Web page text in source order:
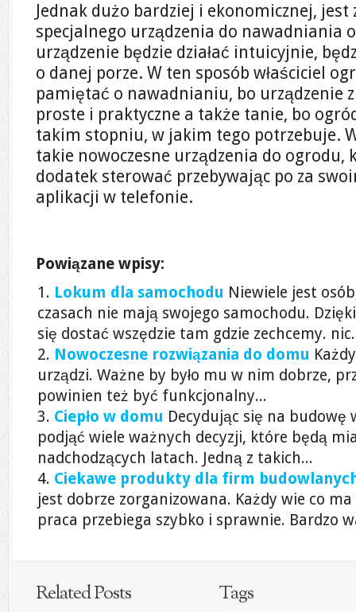
Jednak dużo bardziej i ekonomicznej,
specjalnego urządzenia do nawadniania
urządzenie będzie działać intuicyjnie,
o danej porze. W ten sposób właściciel
pamiętać o nawadnianiu, bo urządzenie
proste i praktyczne a także tanie, bo
takim stopniu, w jakim tego potrzebuje.
takie nowoczesne urządzenia do
dodatek sterować przebywając po za
aplikacji w telefonie.
Powiązane wpisy:
Lokum dla samochodu Niewiele jest
czasach nie mają swojego samochodu.
się dostać wszędzie tam gdzie zechcemy.
Nowoczesne rozwiązania do domu
urządzi. Ważne by było mu w nim dobrze,
powinien też być funkcjonalny...
Ciepło w domu Decydując się na budowę
podjąć wiele ważnych decyzji, które będą
nadchodzących latach. Jedną z takich...
Ciekawe produkty dla firm
jest dobrze zorganizowana. Każdy wie co
praca przebiega szybko i sprawnie. Bardzo
Related Posts Tags